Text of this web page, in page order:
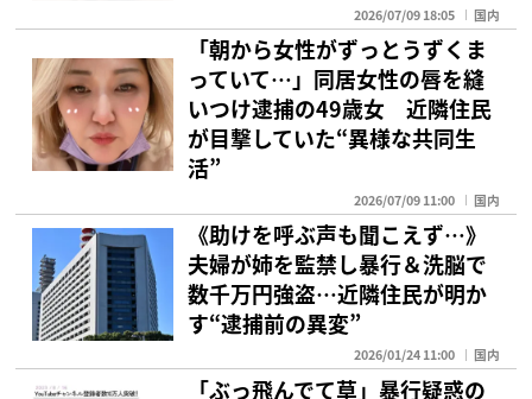
2026/07/09 18:05 国内
「朝から女性がずっとうずくま
っていて…」同居女性の唇を縫
いつけ逮捕の49歳女 近隣住民
が目撃していた“異様な共同生
活”
2026/07/09 11:00 国内
《助けを呼ぶ声も聞こえず…》
夫婦が姉を監禁し暴行＆洗脳で
数千万円強盗…近隣住民が明か
す“逮捕前の異変”
2026/01/24 11:00 国内
「ぶっ飛んでて草」暴行疑惑の